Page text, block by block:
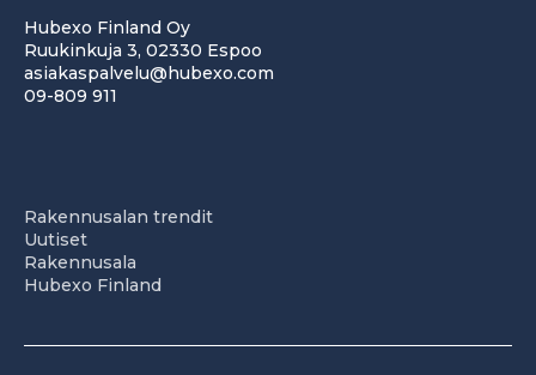
Hubexo Finland Oy
Ruukinkuja 3, 02330 Espoo
asiakaspalvelu@hubexo.com
09-809 911
Rakennusalan trendit
Uutiset
Rakennusala
Hubexo Finland